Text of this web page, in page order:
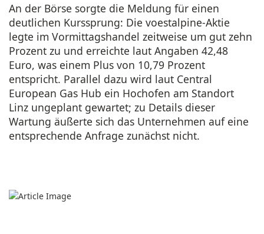
An der Börse sorgte die Meldung für einen
deutlichen Kurssprung: Die voestalpine-Aktie
legte im Vormittagshandel zeitweise um gut zehn
Prozent zu und erreichte laut Angaben 42,48
Euro, was einem Plus von 10,79 Prozent
entspricht. Parallel dazu wird laut Central
European Gas Hub ein Hochofen am Standort
Linz ungeplant gewartet; zu Details dieser
Wartung äußerte sich das Unternehmen auf eine
entsprechende Anfrage zunächst nicht.